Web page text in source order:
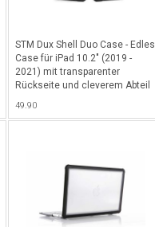
STM Dux Shell Duo Case - Edles
Case für iPad 10.2" (2019 -
2021) mit transparenter
Rückseite und cleverem Abteil
49.90